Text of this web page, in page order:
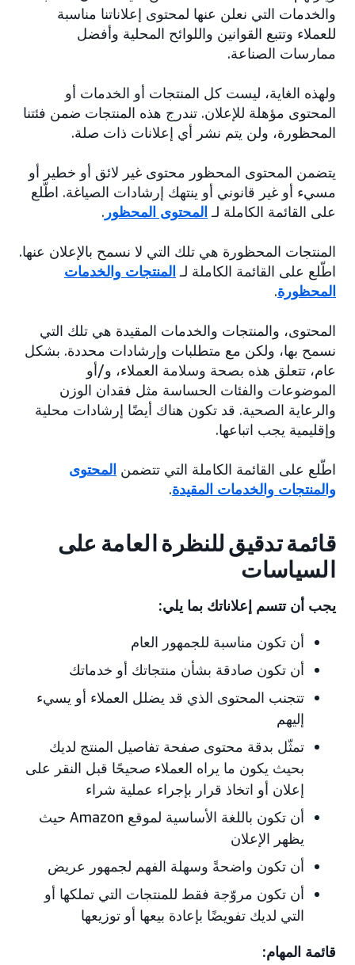
والخدمات التي نعلن عنها لمحتوى إعلاناتنا مناسبة
للعملاء وتتبع القوانين واللوائح المحلية وأفضل
ممارسات الصناعة.
ولهذه الغاية، ليست كل المنتجات أو الخدمات أو
المحتوى مؤهلة للإعلان. تندرج هذه المنتجات ضمن فئتنا
المحظورة، ولن يتم نشر أي إعلانات ذات صلة.
يتضمن المحتوى المحظور محتوى غير لائق أو خطير أو
مسيء أو غير قانوني أو ينتهك إرشادات الصياغة. اطّلع
على القائمة الكاملة لـ المحتوى المحظور .
المنتجات المحظورة هي تلك التي لا نسمح بالإعلان عنها.
اطّلع على القائمة الكاملة لـ المنتجات والخدمات
المحظورة.
المحتوى، والمنتجات والخدمات المقيدة هي تلك التي
نسمح بها، ولكن مع متطلبات وإرشادات محددة. بشكل
عام، تتعلق هذه بصحة وسلامة العملاء، و/أو
الموضوعات والفئات الحساسة مثل فقدان الوزن
والرعاية الصحية. قد تكون هناك أيضًا إرشادات محلية
وإقليمية يجب اتباعها.
اطّلع على القائمة الكاملة التي تتضمن المحتوى
والمنتجات والخدمات المقيدة.
قائمة تدقيق للنظرة العامة على
السياسات
يجب أن تتسم إعلاناتك بما يلي:
أن تكون مناسبة للجمهور العام
أن تكون صادقة بشأن منتجاتك أو خدماتك
تتجنب المحتوى الذي قد يضلل العملاء أو يسيء
إليهم
تمثّل بدقة محتوى صفحة تفاصيل المنتج لديك
بحيث يكون ما يراه العملاء صحيحًا قبل النقر على
إعلان أو اتخاذ قرار بإجراء عملية شراء
أن تكون باللغة الأساسية لموقع Amazon حيث
يظهر الإعلان
أن تكون واضحةً وسهلة الفهم لجمهور عريض
أن تكون مروّجة فقط للمنتجات التي تملكها أو
التي لديك تفويضًا بإعادة بيعها أو توزيعها
قائمة المهام: